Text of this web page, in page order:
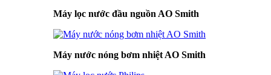
Máy lọc nước đầu nguồn AO Smith
Máy nước nóng bơm nhiệt AO Smith